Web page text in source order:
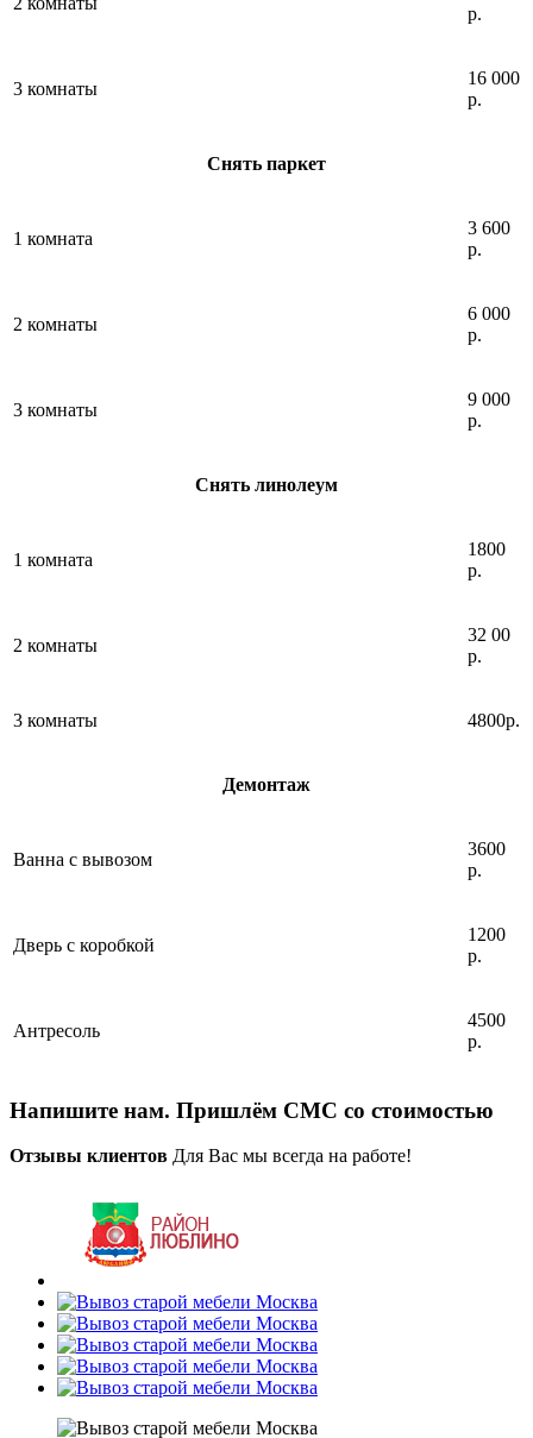
р.
3 комнаты
16 000
р.
Снять паркет
1 комната
3 600
р.
2 комнаты
6 000
р.
3 комнаты
9 000
р.
Снять линолеум
1 комната
1800
р.
2 комнаты
32 00
р.
3 комнаты 4800р.
Демонтаж
Ванна с вывозом
3600
р.
Дверь с коробкой
1200
р.
Антресоль
4500
р.
Напишите нам. Пришлём СМС со стоимостью
Отзывы клиентов Для Вас мы всегда на работе!